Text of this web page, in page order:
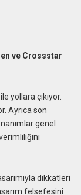
ve Crossstar
yollara çıkıyor.
Ayrıca son
genel
dikkatleri
felsefesini